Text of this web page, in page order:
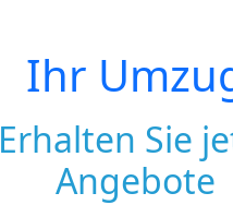
Ihr
Erhalten Sie
Angebote